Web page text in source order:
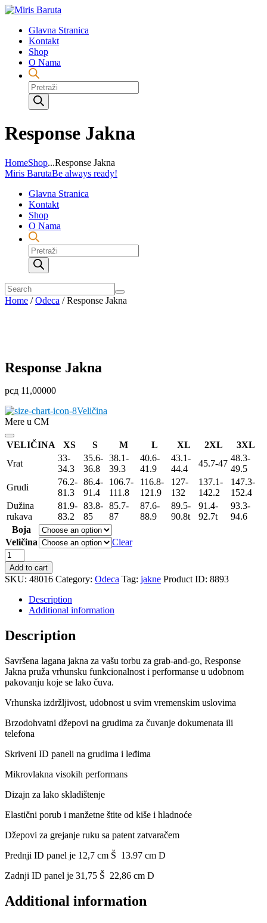
Glavna Stranica
Kontakt
Shop
O Nama
Products
search
Response Jakna
HomeShop...Response Jakna
Miris BarutaBe always ready!
Glavna Stranica
Kontakt
Shop
O Nama
Products
search
Home /Odeca / Response Jakna
Response Jakna
рсд 11,00000
Veličina
Mere u CM
VELIČINA XS S M L XL 2XL
3XL
Vrat
33-
34.3
35.6-
36.8
38.1-
39.3
40.6-
41.9
43.1-
44.4
45.7-47
48.3-
49.5
Grudi
76.2-
81.3
86.4-
91.4
106.7-
111.8
116.8-
121.9
127-
132
137.1-
142.2
147.3-
152.4
Dužina
rukava
81.9-
83.2
83.8-
85
85.7-
87
87.6-
88.9
89.5-
90.8t
91.4-
92.7t
93.3-
94.6
Boja
Veličina
Clear
Response
Jakna
quantity
Add to cart
SKU: 48016 Category: Odeca Tag: jakne Product ID: 8893
Description
Additional information
Description
Savršena lagana jakna za vašu torbu za grab-and-go, Response
Jakna pruža vrhunsku funkcionalnost i performanse u udobnom
pakovanju koje se lako čuva.
Vrhunska izdržljivost, udobnost u svim vremenskim uslovima
Brzodohvatni džepovi na grudima za čuvanje dokumenata ili
telefona
Skriveni ID paneli na grudima i leđima
Mikrovlakna visokih performans
Dizajn za lako skladištenje
Elastični porub i manžetne štite od kiše i hladnoće
Džepovi za grejanje ruku sa patent zatvaračem
Prednji ID panel je 12,7 cm Š 13.97 cm D
Zadnji ID panel je 31,75 Š 22,86 cm D
Additional information